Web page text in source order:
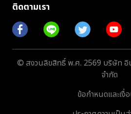
ติดตามเรา
© สงวนลิขสิทธิ์ พ.ศ. 2569 บริษัท อิ
จำกัด
ข้อกำหนดและเงื่